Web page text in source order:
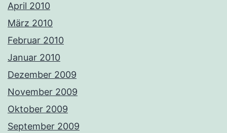
April 2010
März 2010
Februar 2010
Januar 2010
Dezember 2009
November 2009
Oktober 2009
September 2009